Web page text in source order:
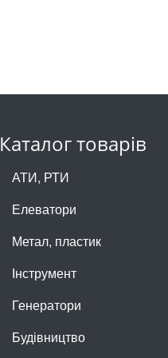
Каталог товарів
АТИ, РТИ
Елеватори
Метал, пластик
Інструмент
Генератори
Будівництво